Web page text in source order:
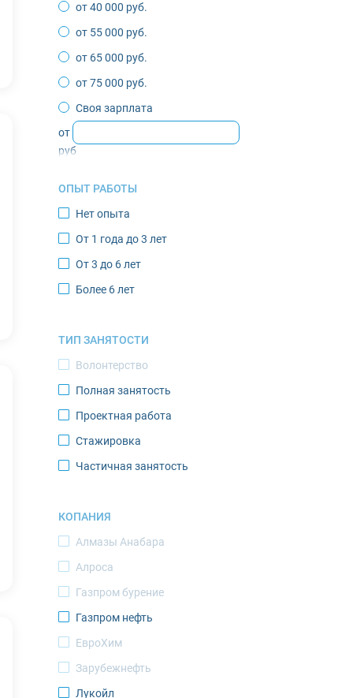
Депутатский
Жиганск
Зырянка
Игарка
Инта
Казачье
Кировск
Костомукша
Лабытнанги
Мончегорск
Муравленко
Нарьян-Мар
Новодвинск
Новый Уренгой
Норильск
Ноябрьск
Оленегорск
Певек
Салехард
Саскылах
Северодвинск
Североморск
Среднеколымск
Тикси
от 40 000 руб.
от 55 000 руб.
от 65 000 руб.
от 75 000 руб.
Своя зарплата
от
руб
ОПЫТ РАБОТЫ
Нет опыта
От 1 года до 3 лет
От 3 до 6 лет
Более 6 лет
ТИП ЗАНЯТОСТИ
Волонтерство
Полная занятость
Проектная работа
Стажировка
Частичная занятость
КОПАНИЯ
Алмазы Анабара
Алроса
Газпром бурение
Газпром нефть
ЕвроХим
Зарубежнефть
Лукойл